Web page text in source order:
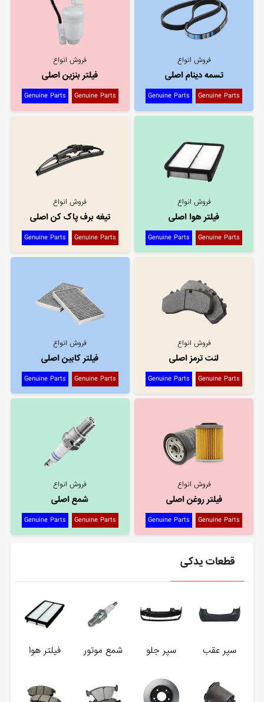
فروش انواع
تسمه دینام اصلی
Genuine Parts
Genuine Parts
فروش انواع
فیلتر بنزین اصلی
Genuine Parts
Genuine Parts
فروش انواع
فیلتر هوا اصلی
Genuine Parts
Genuine Parts
فروش انواع
تیغه برف پاک کن اصلی
Genuine Parts
Genuine Parts
فروش انواع
لنت ترمز اصلی
Genuine Parts
Genuine Parts
فروش انواع
فیلتر کابین اصلی
Genuine Parts
Genuine Parts
فروش انواع
فیلتر روغن اصلی
Genuine Parts
Genuine Parts
فروش انواع
شمع اصلی
Genuine Parts
Genuine Parts
قطعات یدکی
سپر عقب سپر جلو شمع موتور فیلتر هوا